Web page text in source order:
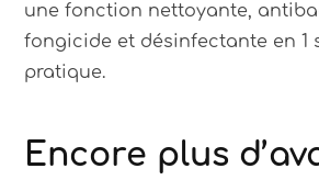
une fonction nettoyante,
fongicide et désinfectante en 1
pratique.
Encore plus